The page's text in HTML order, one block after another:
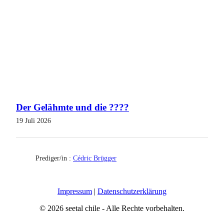
Der Gelähmte und die ????
19 Juli 2026
Prediger/in : Cédric Brügger
Impressum | Datenschutzerklärung
© 2026 seetal chile - Alle Rechte vorbehalten.